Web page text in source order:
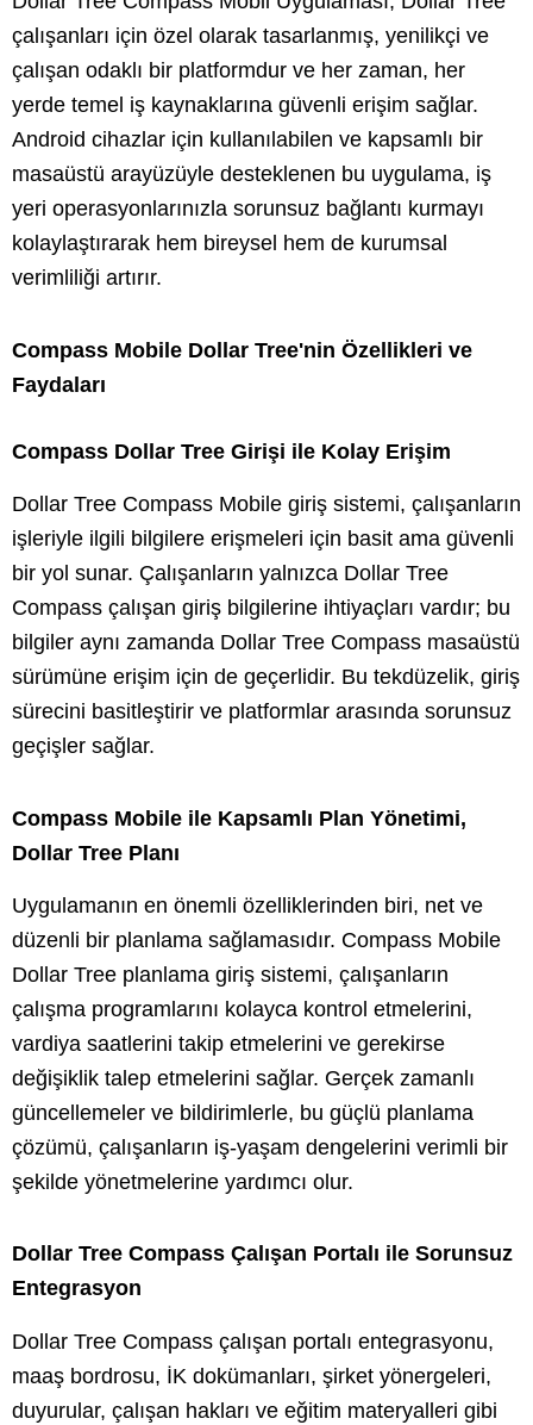
çalışanları için özel olarak tasarlanmış, yenilikçi ve
çalışan odaklı bir platformdur ve her zaman, her
yerde temel iş kaynaklarına güvenli erişim sağlar.
Android cihazlar için kullanılabilen ve kapsamlı bir
masaüstü arayüzüyle desteklenen bu uygulama, iş
yeri operasyonlarınızla sorunsuz bağlantı kurmayı
kolaylaştırarak hem bireysel hem de kurumsal
verimliliği artırır.
Compass Mobile Dollar Tree'nin Özellikleri ve
Faydaları
Compass Dollar Tree Girişi ile Kolay Erişim
Dollar Tree Compass Mobile giriş sistemi, çalışanların
işleriyle ilgili bilgilere erişmeleri için basit ama güvenli
bir yol sunar. Çalışanların yalnızca Dollar Tree
Compass çalışan giriş bilgilerine ihtiyaçları vardır; bu
bilgiler aynı zamanda Dollar Tree Compass masaüstü
sürümüne erişim için de geçerlidir. Bu tekdüzelik, giriş
sürecini basitleştirir ve platformlar arasında sorunsuz
geçişler sağlar.
Compass Mobile ile Kapsamlı Plan Yönetimi,
Dollar Tree Planı
Uygulamanın en önemli özelliklerinden biri, net ve
düzenli bir planlama sağlamasıdır. Compass Mobile
Dollar Tree planlama giriş sistemi, çalışanların
çalışma programlarını kolayca kontrol etmelerini,
vardiya saatlerini takip etmelerini ve gerekirse
değişiklik talep etmelerini sağlar. Gerçek zamanlı
güncellemeler ve bildirimlerle, bu güçlü planlama
çözümü, çalışanların iş-yaşam dengelerini verimli bir
şekilde yönetmelerine yardımcı olur.
Dollar Tree Compass Çalışan Portalı ile Sorunsuz
Entegrasyon
Dollar Tree Compass çalışan portalı entegrasyonu,
maaş bordrosu, İK dokümanları, şirket yönergeleri,
duyurular, çalışan hakları ve eğitim materyalleri gibi